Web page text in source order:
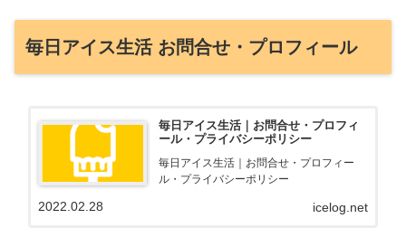
毎日アイス生活 お問合せ・プロフィール
毎日アイス生活｜お問合せ・プロフィ
ール・プライバシーポリシー
毎日アイス生活｜お問合せ・プロフィー
ル・プライバシーポリシー
icelog.net
2022.02.28